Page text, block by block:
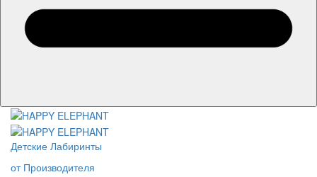
Детские Лабиринты
от Производителя